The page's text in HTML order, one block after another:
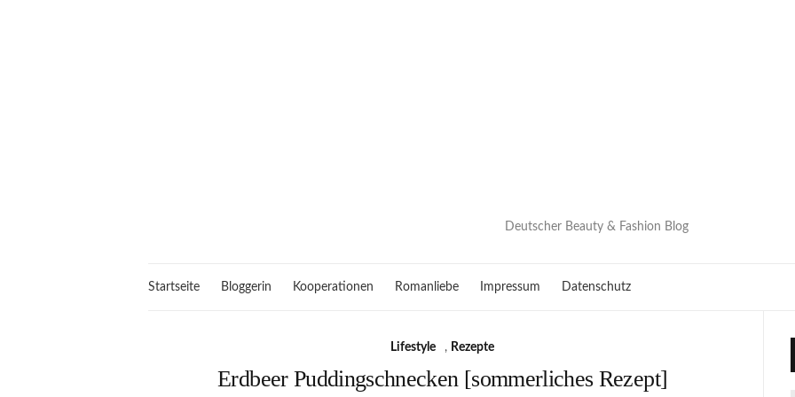
Deutscher Beauty & Fashion Blog
Startseite Bloggerin Kooperationen Romanliebe Impressum Datenschutz
Lifestyle , Rezepte
Erdbeer Puddingschnecken [sommerliches Rezept]